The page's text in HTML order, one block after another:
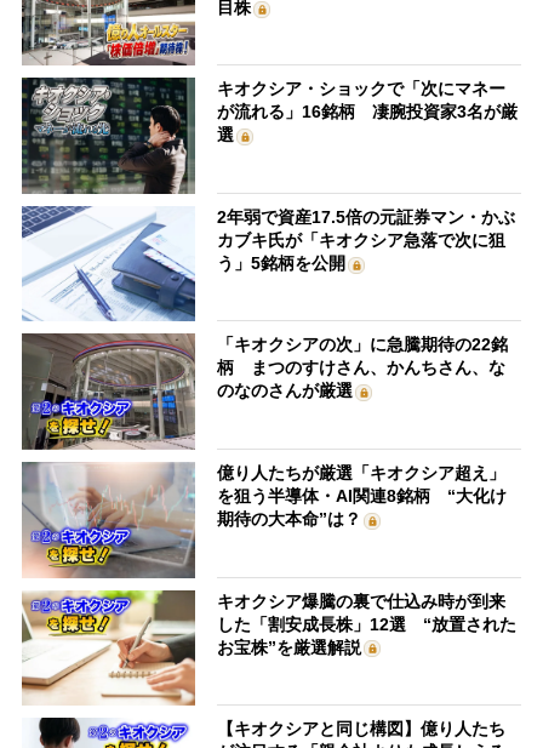
目株
キオクシア・ショックで「次にマネー
が流れる」16銘柄 凄腕投資家3名が厳
選
2年弱で資産17.5倍の元証券マン・かぶ
カブキ氏が「キオクシア急落で次に狙
う」5銘柄を公開
「キオクシアの次」に急騰期待の22銘
柄 まつのすけさん、かんちさん、な
のなのさんが厳選
億り人たちが厳選「キオクシア超え」
を狙う半導体・AI関連8銘柄 “大化け
期待の大本命”は？
キオクシア爆騰の裏で仕込み時が到来
した「割安成長株」12選 “放置された
お宝株”を厳選解説
【キオクシアと同じ構図】億り人たち